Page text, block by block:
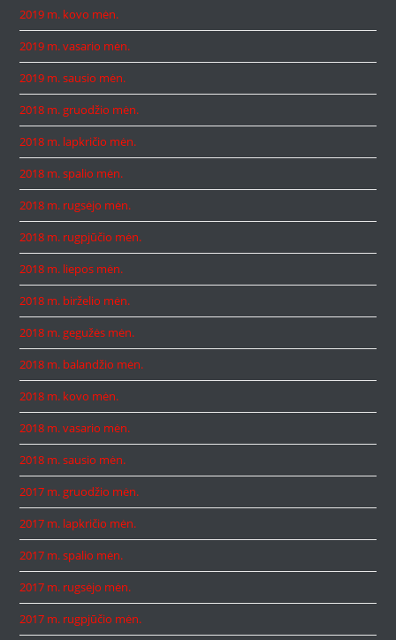
2019 m. kovo mėn.
2019 m. vasario mėn.
2019 m. sausio mėn.
2018 m. gruodžio mėn.
2018 m. lapkričio mėn.
2018 m. spalio mėn.
2018 m. rugsėjo mėn.
2018 m. rugpjūčio mėn.
2018 m. liepos mėn.
2018 m. birželio mėn.
2018 m. gegužės mėn.
2018 m. balandžio mėn.
2018 m. kovo mėn.
2018 m. vasario mėn.
2018 m. sausio mėn.
2017 m. gruodžio mėn.
2017 m. lapkričio mėn.
2017 m. spalio mėn.
2017 m. rugsėjo mėn.
2017 m. rugpjūčio mėn.